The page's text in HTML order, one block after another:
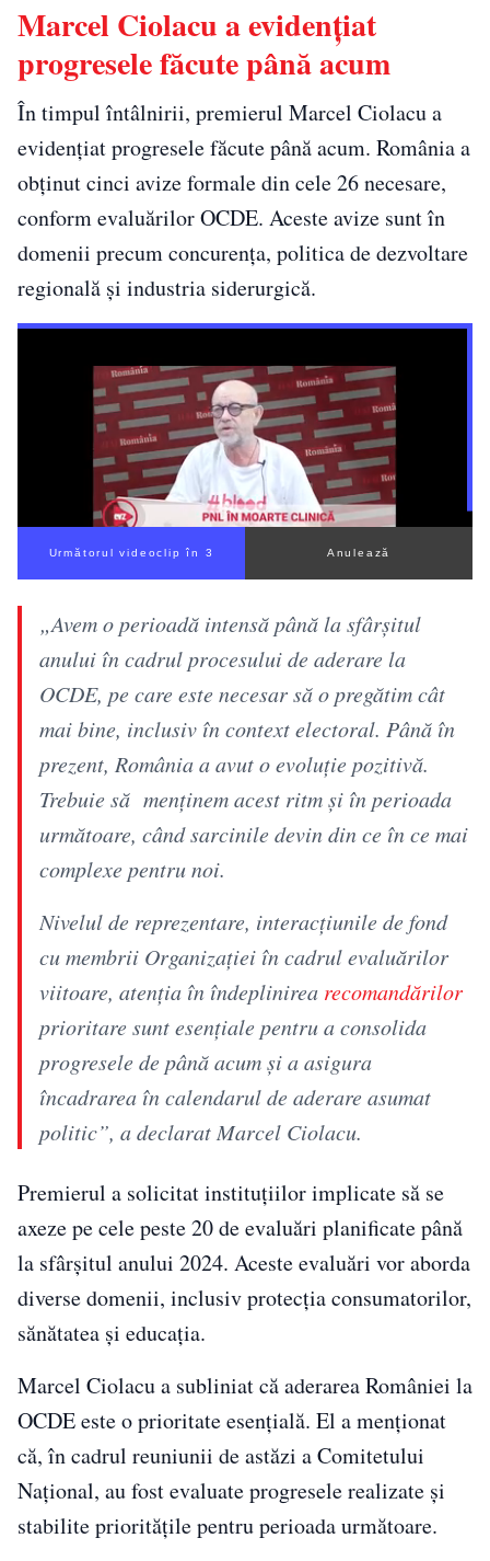
Marcel Ciolacu a evidențiat
progresele făcute până acum
În timpul întâlnirii, premierul Marcel Ciolacu a
evidențiat progresele făcute până acum. România a
obținut cinci avize formale din cele 26 necesare,
conform evaluărilor OCDE. Aceste avize sunt în
domenii precum concurența, politica de dezvoltare
regională și industria siderurgică.
Următorul videoclip în 3 Anulează
„Avem o perioadă intensă până la sfârșitul
anului în cadrul procesului de aderare la
OCDE, pe care este necesar să o pregătim cât
mai bine, inclusiv în context electoral. Până în
prezent, România a avut o evoluție pozitivă.
Trebuie să menținem acest ritm și în perioada
următoare, când sarcinile devin din ce în ce mai
complexe pentru noi.
Nivelul de reprezentare, interacțiunile de fond
cu membrii Organizației în cadrul evaluărilor
viitoare, atenția în îndeplinirea recomandărilor
prioritare sunt esențiale pentru a consolida
progresele de până acum și a asigura
încadrarea în calendarul de aderare asumat
politic”, a declarat Marcel Ciolacu.
Premierul a solicitat instituțiilor implicate să se
axeze pe cele peste 20 de evaluări planificate până
la sfârșitul anului 2024. Aceste evaluări vor aborda
diverse domenii, inclusiv protecția consumatorilor,
sănătatea și educația.
Marcel Ciolacu a subliniat că aderarea României la
OCDE este o prioritate esențială. El a menționat
că, în cadrul reuniunii de astăzi a Comitetului
Național, au fost evaluate progresele realizate și
stabilite prioritățile pentru perioada următoare.